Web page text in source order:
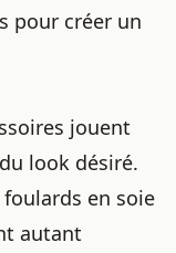
pour créer un
jouent
look désiré.
en soie
autant